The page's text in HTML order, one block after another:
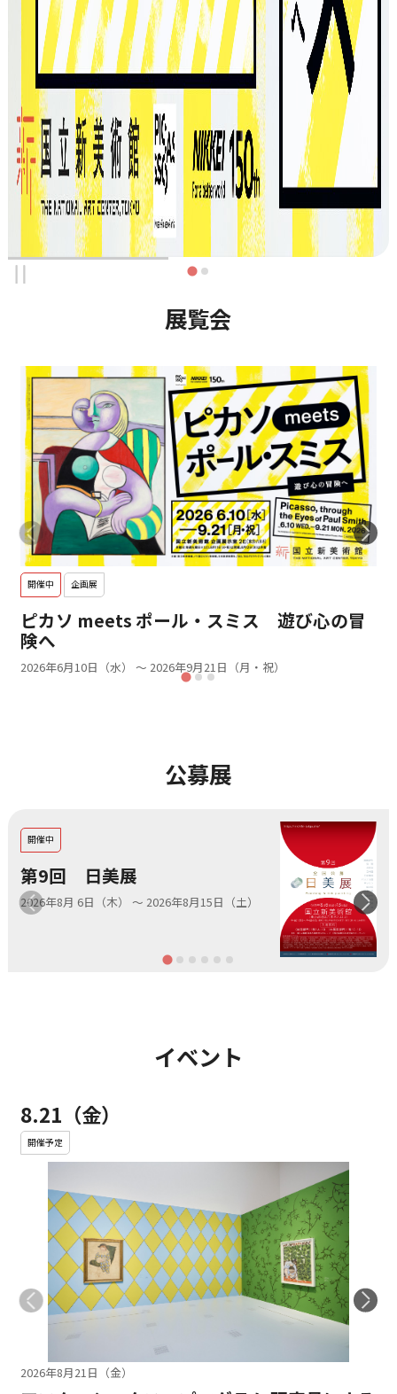
展覧会
開催中 企画展
ピカソ meets ポール・スミス 遊び心の冒
険へ
2026年6月10日（水） ～ 2026年9月21日（月・祝）
公募展
開催中
第9回 日美展
2026年8月 6日（木） ～ 2026年8月15日（土）
イベント
8.21（金）
開催予定
2026年8月21日（金）